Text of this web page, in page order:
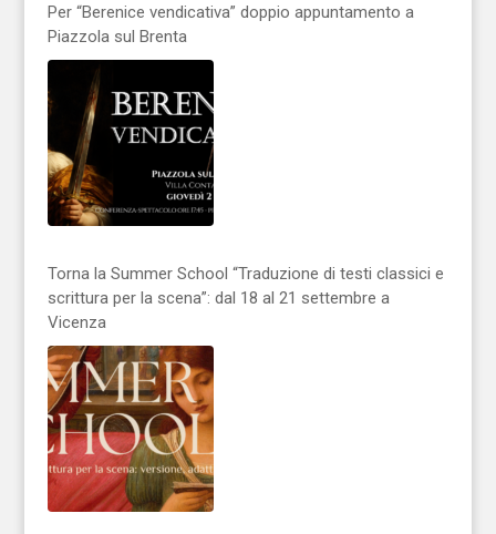
Per “Berenice vendicativa” doppio appuntamento a
Piazzola sul Brenta
Torna la Summer School “Traduzione di testi classici e
scrittura per la scena”: dal 18 al 21 settembre a
Vicenza